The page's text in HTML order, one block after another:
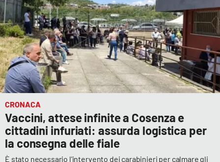
Lacitymag.it
Lacapitalenews.it
Ilreggino.it
Cosenzachannel.it
Ilvibonese.it
Catanzarochannel.it
CRONACA
Vaccini, attese infinite a Cosenza e
cittadini infuriati: assurda logistica per
la consegna delle fiale
È stato necessario l'intervento dei carabinieri per calmare gli